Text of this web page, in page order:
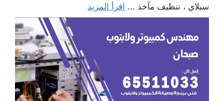
سبلاي ، تنظيف مآخذ ... اقرأ المزيد